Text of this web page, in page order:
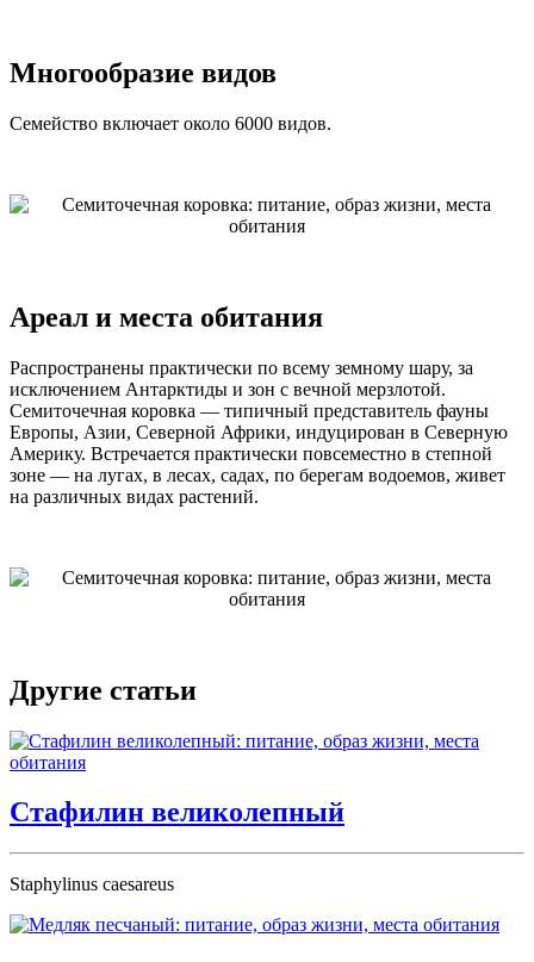
Многообразие видов
Семейство включает около 6000 видов.
Ареал и места обитания
Распространены практически по всему земному шару, за
исключением Антарктиды и зон с вечной мерзлотой.
Семиточечная коровка — типичный представитель фауны
Европы, Азии, Северной Африки, индуцирован в Северную
Америку. Встречается практически повсеместно в степной
зоне — на лугах, в лесах, садах, по берегам водоемов, живет
на различных видах растений.
Другие статьи
Стафилин великолепный
Staphylinus caesareus